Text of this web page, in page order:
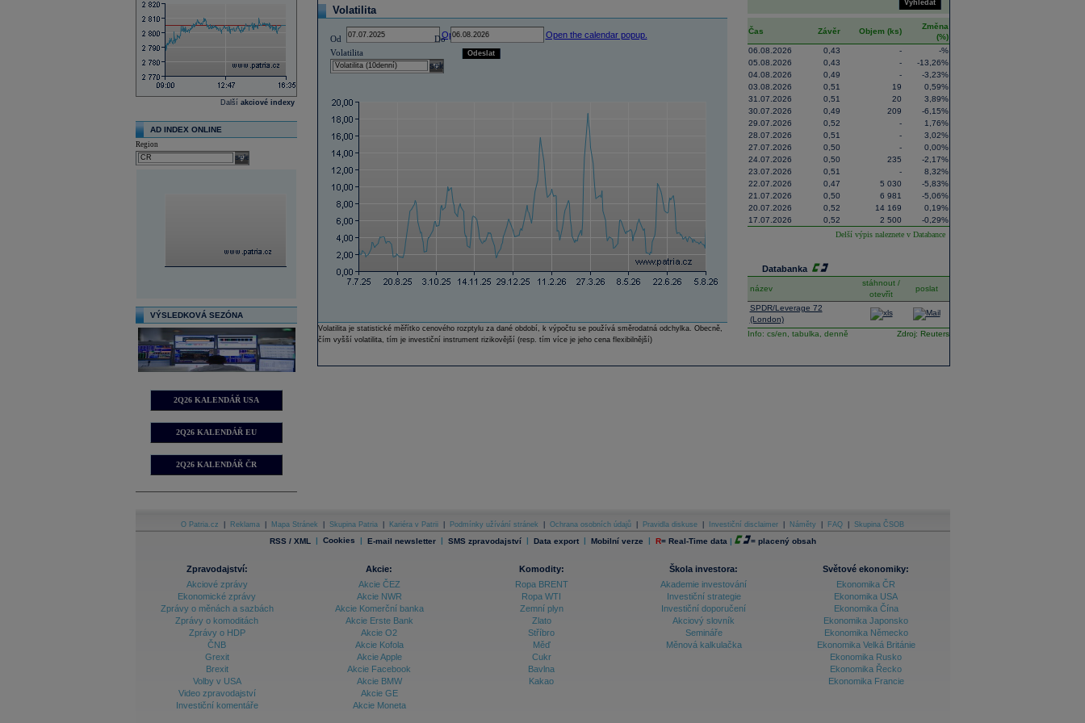
Další akciové indexy
AD INDEX ONLINE
Region
select
VÝSLEDKOVÁ SEZÓNA
2Q26 KALENDÁŘ USA
2Q26 KALENDÁŘ EU
2Q26 KALENDÁŘ ČR
Volatilita
Od Open the calendar popup.
Do
Open the calendar popup.
Volatilita
select
Odeslat
Volatilita je statistické měřítko cenového rozptylu za dané období, k výpočtu se používá směrodatná odchylka. Obecně,
čím vyšší volatilita, tím je investiční instrument rizikovější (resp. tím více je jeho cena flexibilnější)
Vyhledat
Čas Závěr Objem (ks)
Změna
(%)
06.08.2026
0,43 -
-%
05.08.2026
0,43 -
-13,26%
04.08.2026
0,49 -
-3,23%
03.08.2026
0,51 19
0,59%
31.07.2026
0,51 20
3,89%
30.07.2026
0,49 209
-6,15%
29.07.2026
0,52 -
1,76%
28.07.2026
0,51 -
3,02%
27.07.2026
0,50 -
0,00%
24.07.2026
0,50 235
-2,17%
23.07.2026
0,51 -
8,32%
22.07.2026
0,47 5 030
-5,83%
21.07.2026
0,50 6 981
-5,06%
20.07.2026
0,52 14 169
0,19%
17.07.2026
0,52 2 500
-0,29%
Delší výpis naleznete v Databance
Databanka
název
stáhnout /
otevřít
poslat
SPDR/Leverage 72
(London)
Info: cs/en, tabulka, denně Zdroj: Reuters
O Patria.cz Reklama Mapa Stránek Skupina Patria Kariéra v Patrii Podmínky užívání stránek Ochrana osobních údajů Pravidla diskuse Investiční disclaimer Náměty FAQ Skupina ČSOB
RSS / XML | Cookies | E-mail newsletter | SMS zpravodajství | Data export | Mobilní verze | R= Real-Time data | = placený obsah
Zpravodajství:
Akciové zprávy
Ekonomické zprávy
Zprávy o měnách a sazbách
Zprávy o komoditách
Zprávy o HDP
ČNB
Grexit
Brexit
Volby v USA
Video zpravodajství
Investiční komentáře
Akcie:
Akcie ČEZ
Akcie NWR
Akcie Komerční banka
Akcie Erste Bank
Akcie O2
Akcie Kofola
Akcie Apple
Akcie Facebook
Akcie BMW
Akcie GE
Akcie Moneta
Komodity:
Ropa BRENT
Ropa WTI
Zemní plyn
Zlato
Stříbro
Měď
Cukr
Bavlna
Kakao
Škola investora:
Akademie investování
Investiční strategie
Investiční doporučení
Akciový slovník
Semináře
Měnová kalkulačka
Světové ekonomiky:
Ekonomika ČR
Ekonomika USA
Ekonomika Čína
Ekonomika Japonsko
Ekonomika Německo
Ekonomika Velká Británie
Ekonomika Rusko
Ekonomika Řecko
Ekonomika Francie